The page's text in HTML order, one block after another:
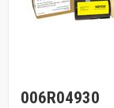
006R04930